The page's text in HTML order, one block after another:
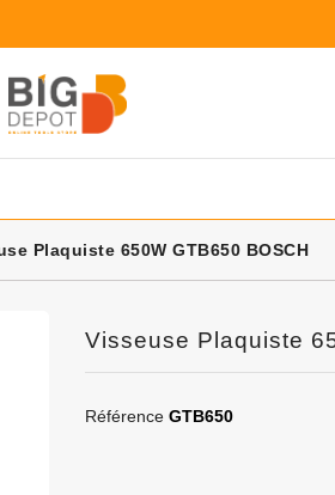
Plaquiste 650W GTB650 BOSCH
Visseuse Plaquiste
Référence GTB650